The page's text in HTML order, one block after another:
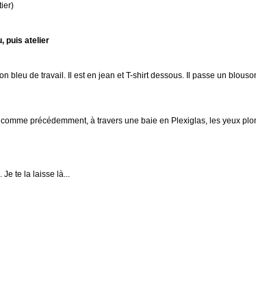
puis atelier
bleu de travail. Il est en jean et T-shirt dessous. Il passe un
précédemment, à travers une baie en Plexiglas, les yeux
Je te la laisse là...